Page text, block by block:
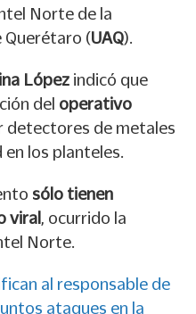
Norte de la
Querétaro (UAQ).
López indicó que
del operativo
detectores de metales
los planteles.
sólo tienen
viral , ocurrido la
Norte.
al responsable de
ataques en la